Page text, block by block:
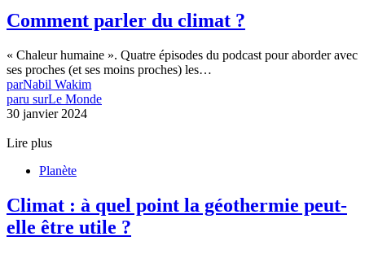
Comment parler du climat ?
« Chaleur humaine ». Quatre épisodes du podcast pour aborder avec
ses proches (et ses moins proches) les…
parNabil Wakim
paru surLe Monde
30 janvier 2024
Lire plus
Planète
Climat : à quel point la géothermie peut-
elle être utile ?